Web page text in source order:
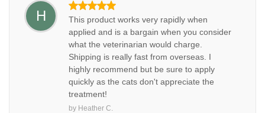
H
This product works very rapidly when
applied and is a bargain when you consider
what the veterinarian would charge.
Shipping is really fast from overseas. I
highly recommend but be sure to apply
quickly as the cats don't appreciate the
treatment!
by Heather C.